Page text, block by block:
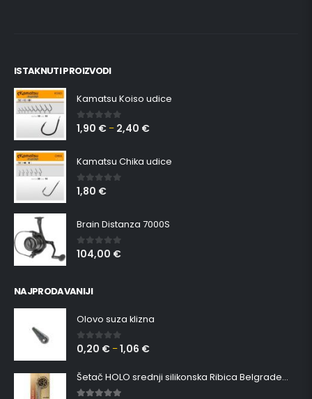
ISTAKNUTI PROIZVODI
Kamatsu Koiso udice
0 out of 5
1,90 € – 2,40 €
Kamatsu Chika udice
0 out of 5
1,80 €
Brain Distanza 7000S
0out of 5
104,00 €
NAJPRODAVANIJI
Olovo suza klizna
0 out of 5
0,20 € –1,06 €
Šetač HOLO srednji silikonska Ribica Belgrade Walker